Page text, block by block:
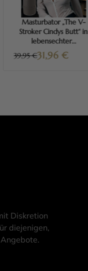
Masturbator „The V-
Stroker Cindys Butt“ in
lebensechter...
39,95 €31,96€
Diskretion
diejenigen,